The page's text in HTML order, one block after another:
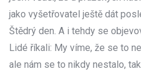
jako vyšetřovatel ještě dát
Štědrý den. A i tehdy se
Lidé říkali: My víme, že se to
ale nám se to nikdy nestalo,